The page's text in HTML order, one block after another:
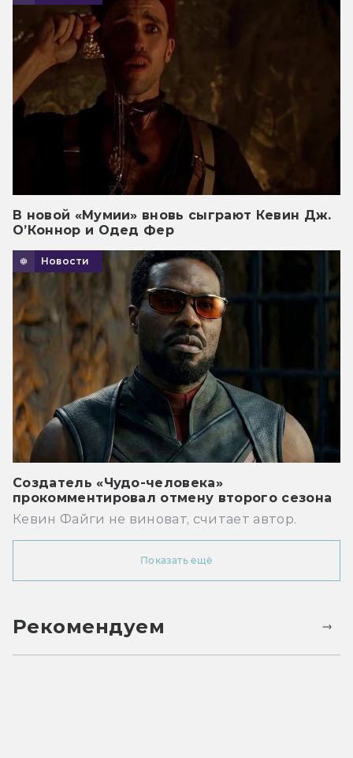
В новой «Мумии» вновь сыграют Кевин Дж.
О’Коннор и Одед Фер
Новости
Создатель «Чудо-человека»
прокомментировал отмену второго сезона
Кевин Файги не виноват, считает автор.
Показать ещё
Рекомендуем